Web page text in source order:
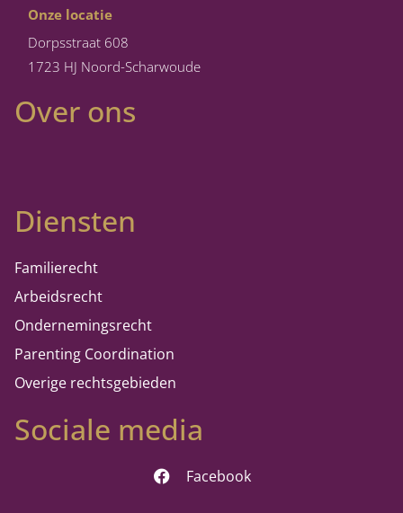
Onze locatie
Dorpsstraat 608
1723 HJ Noord-Scharwoude
Over ons
Diensten
Familierecht
Arbeidsrecht
Ondernemingsrecht
Parenting Coordination
Overige rechtsgebieden
Sociale media
Facebook